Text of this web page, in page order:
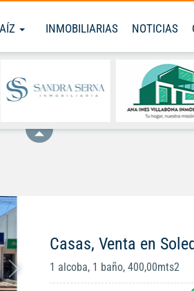
INMOBILIARIAS NOTICIAS
Casas, Venta en
1 alcoba, 1 baño, 400,00mts2